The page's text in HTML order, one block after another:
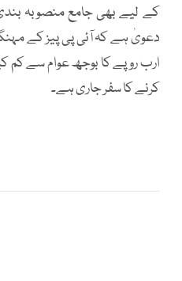
کے لیے بھی جامع منصوبہ
ارب روپے کا بوجھ عوام سے کم
کرنے کا سفر جاری ہے۔